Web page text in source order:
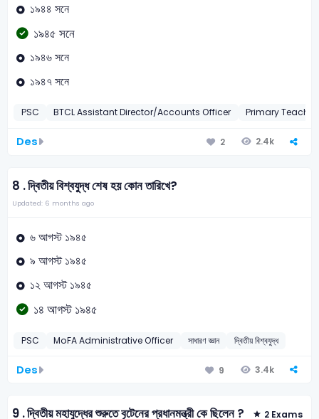
১৯৪৪ সনে
১৯৪৫ সনে
১৯৪৬ সনে
১৯৪৭ সনে
PSC BTCL Assistant Director/Accounts Officer Primary Teacher
Des 2 2.4k
8 .দ্বিতীয় বিশ্বযুদ্ধ শেষ হয় কোন তারিখে?
Updated: 6 months ago
৬ আগস্ট ১৯৪৫
৯ আগস্ট ১৯৪৫
১২ আগস্ট ১৯৪৫
১৪ আগস্ট ১৯৪৫
PSC MoFA Administrative Officer সাধারণ জ্ঞান দ্বিতীয় বিশ্বযুদ্ধ
Des 9 3.4k
9 .দ্বিতীয় মহাযুদ্ধের শুরুতে বৃটেনের প্রধানমন্ত্রী কে ছিলেন ? 2 Exams